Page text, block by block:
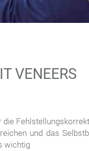
VENEERS
und das
wichtig